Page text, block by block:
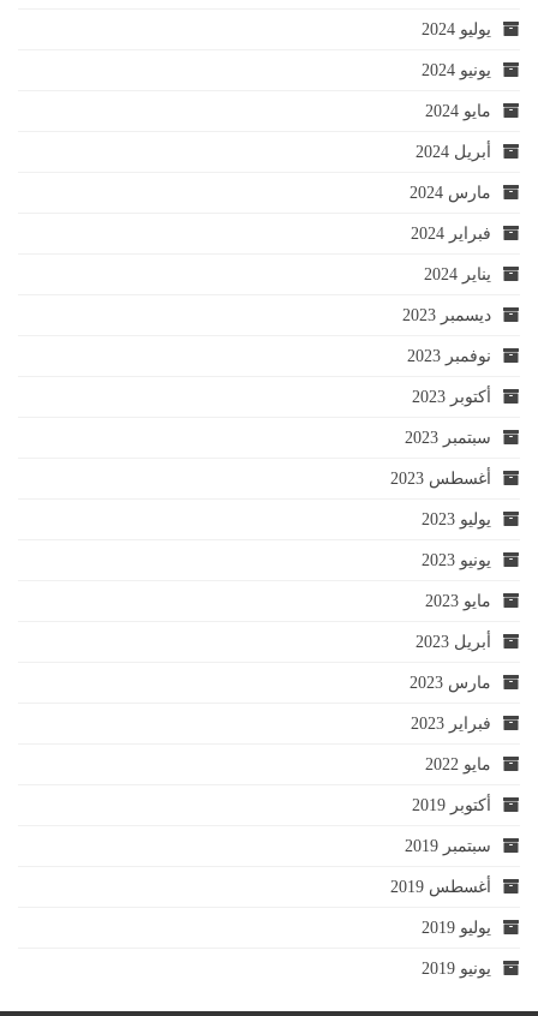
يوليو 2024
يونيو 2024
مايو 2024
أبريل 2024
مارس 2024
فبراير 2024
يناير 2024
ديسمبر 2023
نوفمبر 2023
أكتوبر 2023
سبتمبر 2023
أغسطس 2023
يوليو 2023
يونيو 2023
مايو 2023
أبريل 2023
مارس 2023
فبراير 2023
مايو 2022
أكتوبر 2019
سبتمبر 2019
أغسطس 2019
يوليو 2019
يونيو 2019